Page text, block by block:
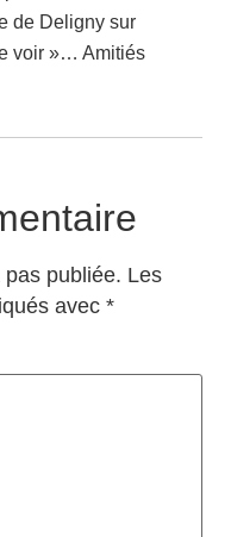
de Deligny sur
voir »… Amitiés
publiée. Les
avec *